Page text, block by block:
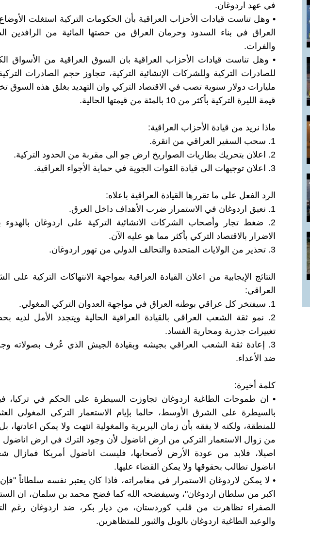
في عهد اردوغان.
• وهل تناست قيادات الأحزاب العراقية بأن الحكومات التركية استغلت
العراق في بناء السدود وحرمان العراق من حصتها المائية من الرافدين
والفرات.
• وهل تناست قيادات الأحزاب العراقية بان السوق العراقية من الأسواق
مليارات دولار سنوية تصب في الاقتصاد التركي وان التهديد بغلق هذه السوق
قيمة الليرة التركية بأكثر من 10 بالمئة من قيمتها الحالية.
ماذا نريد من قيادة الأحزاب العراقية:
1. سحب السفير العراقي من انقرة.
2. اعلان بتحريك بطاريات الصواريخ ارض جو الى مقربة من الحدود التركية.
3. اعلان توجيهات الى قيادة القوات الجوية في حماية الأجواء العراقية.
الرد الفعل على ما تقررها القيادة العراقية باعلاه:
1. نعيق اردوغان في الاستمرار ضرب الأهداف داخل العرق.
2. ضغط تجار وأصحاب الشركات الانشائية التركية على اردوغان بالهدوء
الاضرار بالاقتصاد التركي بأكثر مما هو عليه الآن.
3. تحذير من الولايات المتحدة والتحالف الدولي من تهور اردوغان.
النتائج الإيجابية من اعلان القيادة العراقية بمواجهة الانتهاكات التركية على
العراقي:
1. سيفتخر كل عراقي بوطنه العراق في مواجهة العدوان التركي المغولي.
2. نمو ثقة الشعب العراقي بالقيادة العراقية الحالية ويتجدد الأمل لديه
تغييرات جذرية ومحارية الفساد.
3. إعادة ثقة الشعب العراقي بجيشه وبقيادة الجيش الذي عُرف بصولاته
ضد الأعداء.
كلمة أخيرة:
• ان طموحات الطاغية اردوغان تجاوزت السيطرة على الحكم في تركيا،
بالسيطرة على الشرق الأوسط، حالما بإيام الاستعمار التركي المغولي
للمنطقة، ولكنه لا يفقه بأن زمان البربرية والمغولية انتهت ولا يمكن اعادتها، بل
من زوال الاستعمار التركي من ارض اناضول لأن وجود الترك في ارض
اصيلا، فلابد من عودة الأرض لأصحابها، فليست اناضول أمريكا فمازال
اناضول تطالب بحقوقها ولا يمكن القضاء عليها.
• لا يمكن لاردوغان الاستمرار في مغامراته، فاذا كان يعتبر نفسه سلطاناً "فإن
اكبر من سلطان اردوغان"، وسيفضحه الله كما فضح محمد بن سلمان، ان
الصفراء تظاهرت من قلب كوردستان، من ديار بكر، ضد اردوغان رغم
والوعيد الطاغية اردوغان بالويل والثبور للمتظاهرين.